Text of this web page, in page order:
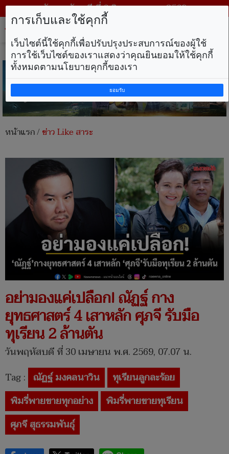
วันพฤหัสบดี ที่ 6 สิงหาคม พ.ศ. 2569
หน้าแรก/ข่าว Like สาระ
อย่ามองแค่เปลือก! ณัฏฐ์ กาง
ยุทธศาสตร์ 4 เสาหลัก ศุภจี รับมือ
ทุเรียน 2 ล้านตัน
วันพฤหัสบดี ที่ 30 เมษายน พ.ศ. 2569, 07.07 น.
Tag : ณัฏฐ์ มงคลนาวิน
ทุเรียนลูกละร้อย
พิมรี่พายขายทุกอย่าง
พิมรี่พายขายทุเรียน
ศุภจี สุธรรมพันธุ์
การเก็บและใช้คุกกี้
เว็บไซต์นี้ใช้คุกกี้เพื่อปรับปรุงประสบการณ์ของผู้ใช้
การใช้เว็บไซต์ของเราแสดงว่าคุณยินยอมให้ใช้คุกกี้
ทั้งหมดตามนโยบายคุกกี้ของเรา
ยอมรับ